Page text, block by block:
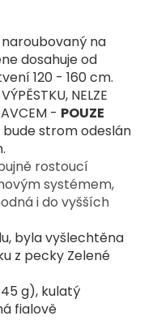
na
dosahuje od
120 - 160 cm.
NELZE
- POUZE
bude strom odeslán
rostoucí
systémem,
i do vyšších
byla vyšlechtěna
z pecky Zelené
g), kulatý
fialově